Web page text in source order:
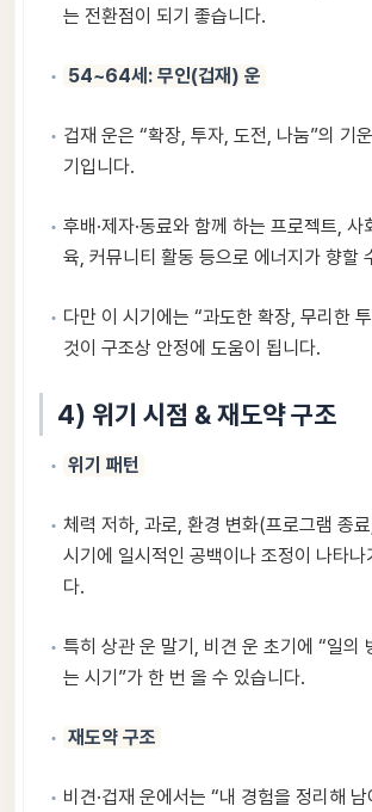
는 전환점이 되기 좋습니다.
54~64세: 무인(겁재) 운
겁재 운은 “확장, 투자, 도전, 나눔”의 기
기입니다.
후배·제자·동료와 함께 하는 프로젝트,
육, 커뮤니티 활동 등으로 에너지가 향할
다만 이 시기에는 “과도한 확장, 무리한
것이 구조상 안정에 도움이 됩니다.
4) 위기 시점 & 재도약 구조
위기 패턴
체력 저하, 과로, 환경 변화(프로그램 종
시기에 일시적인 공백이나 조정이 나타나
다.
특히 상관 운 말기, 비견 운 초기에 “일의
는 시기”가 한 번 올 수 있습니다.
재도약 구조
비견·겁재 운에서는 “내 경험을 정리해